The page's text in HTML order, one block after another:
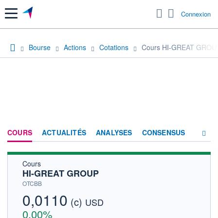
Menu Connexion
Bourse Actions Cotations Cours HI-GREAT
COURS ACTUALITÉS ANALYSES CONSENSUS
Cours
HI-GREAT GROUP
OTCBB
0,0110 (c) USD
0,00%